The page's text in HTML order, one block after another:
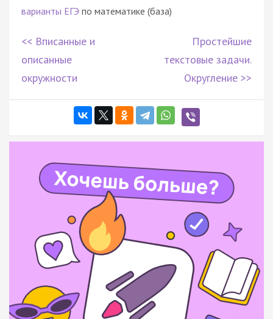
варианты ЕГЭ по математике (база)
<< Вписанные и
описанные
окружности
Простейшие
текстовые задачи.
Округление >>